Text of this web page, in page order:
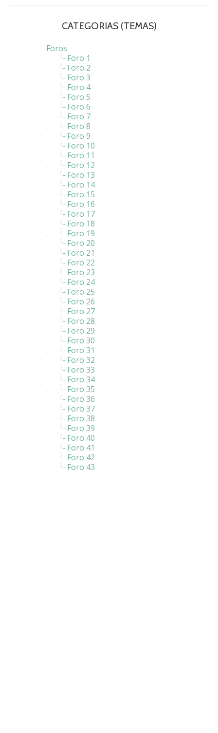
CATEGORIAS (TEMAS)
Foros
.
|_ Foro 1
.
|_ Foro 2
.
|_ Foro 3
.
|_ Foro 4
.
|_ Foro 5
.
|_ Foro 6
.
|_ Foro 7
.
|_ Foro 8
.
|_ Foro 9
.
|_ Foro 10
.
|_ Foro 11
.
|_ Foro 12
.
|_ Foro 13
.
|_ Foro 14
.
|_ Foro 15
.
|_ Foro 16
.
|_ Foro 17
.
|_ Foro 18
.
|_ Foro 19
.
|_ Foro 20
.
|_ Foro 21
.
|_ Foro 22
.
|_ Foro 23
.
|_ Foro 24
.
|_ Foro 25
.
|_ Foro 26
.
|_ Foro 27
.
|_ Foro 28
.
|_ Foro 29
.
|_ Foro 30
.
|_ Foro 31
.
|_ Foro 32
.
|_ Foro 33
.
|_ Foro 34
.
|_ Foro 35
.
|_ Foro 36
.
|_ Foro 37
.
|_ Foro 38
.
|_ Foro 39
.
|_ Foro 40
.
|_ Foro 41
.
|_ Foro 42
.
|_ Foro 43